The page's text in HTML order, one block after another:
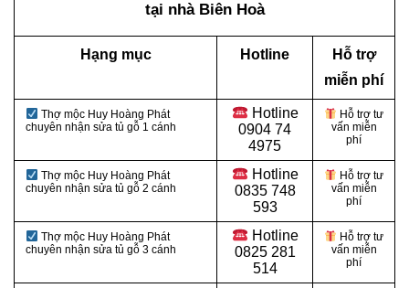
tại nhà Biên Hoà
Hạng mục Hotline
Hỗ trợ
miễn phí
Thợ mộc Huy Hoàng Phát
chuyên nhận sửa tủ gỗ 1 cánh
Hotline
0904 74
4975
Hỗ trợ tư
vấn miễn
phí
Thợ mộc Huy Hoàng Phát
chuyên nhận sửa tủ gỗ 2 cánh
Hotline
0835 748
593
Hỗ trợ tư
vấn miễn
phí
Thợ mộc Huy Hoàng Phát
chuyên nhận sửa tủ gỗ 3 cánh
Hotline
0825 281
514
Hỗ trợ tư
vấn miễn
phí